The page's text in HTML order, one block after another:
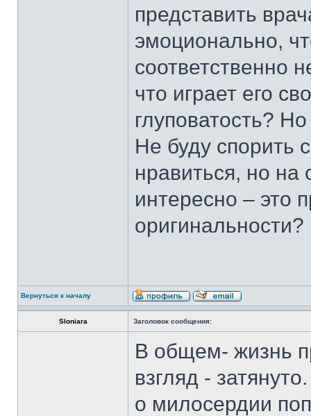
представить
эмоционально,
соответственно
что играет его
глуповатость?
Не буду спорить
нравиться, но на
интересно – это
оригинальности?
Вернуться к началу
Sloniara Заголовок сообщения:
В общем- жизнь
взгляд -
о милосердии